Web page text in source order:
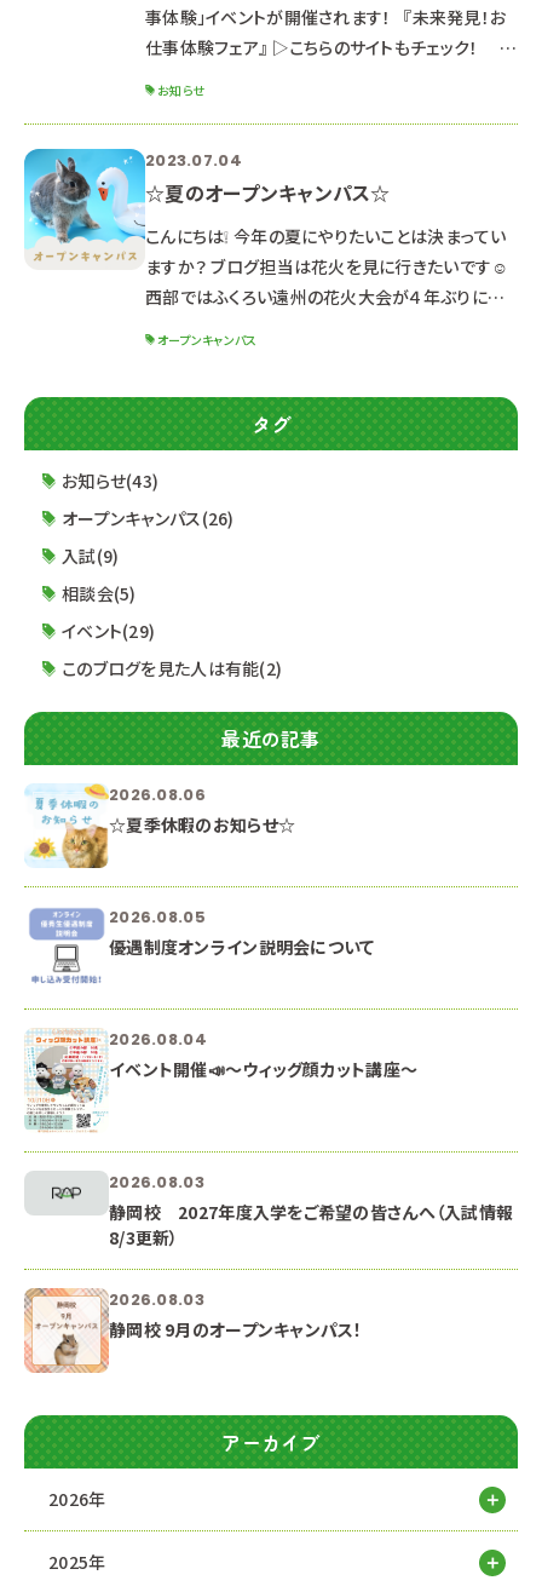
事体験」イベントが開催されます！ 『未来発見！お
仕事体験フェア』 ▷こちらのサイトもチェック！
す。 場所：プレ葉ウォーク浜北（1Fプレ葉コート） ※
学校での開催ではありませんので、ご注意くださ
い。 内容：☆トリミング体験☆ わんちゃんの
マネキンにブラッシング体験
お知らせ
2023.07.04
☆夏のオープンキャンパス☆
こんにちは❕ 今年の夏にやりたいことは決まってい
ますか？ ブログ担当は花火を見に行きたいです☺
西部ではふくろい遠州の花火大会が４年ぶりに開
イベントといえば！！！ ルネサンスのオープンキャン
パスもチェックしてみてね◎ ※日程や体験メ
ニューによって時間が異なるためご注意ください！
※オープンキャンパスは《浜松校》の校舎で行いま
オープンキャンパス
タグ
お知らせ(43)
オープンキャンパス(26)
入試(9)
相談会(5)
イベント(29)
このブログを見た人は有能(2)
最近の記事
2026.08.06
☆夏季休暇のお知らせ☆
2026.08.05
優遇制度オンライン説明会について
2026.08.04
イベント開催📣～ウィッグ顔カット講座～
2026.08.03
静岡校 2027年度入学をご希望の皆さんへ（入試情報
8/3更新）
2026.08.03
静岡校 9月のオープンキャンパス！
アーカイブ
2026年
2025年